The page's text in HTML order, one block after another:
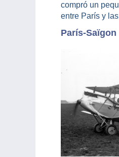
compró un
entre París y
París-Saïgon